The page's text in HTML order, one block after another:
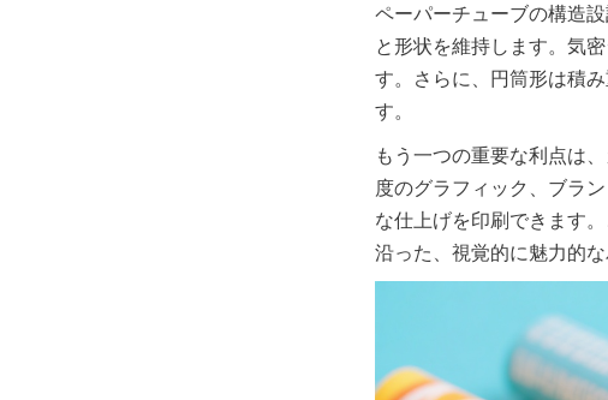
ペーパーチューブの構造
と形状を維持します。気
す。さらに、円筒形は積
す。
もう一つの重要な利点は
度のグラフィック、ブラ
な仕上げを印刷できます
沿った、視覚的に魅力的